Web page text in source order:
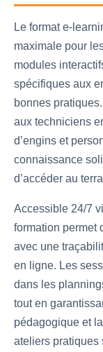
Le format
maximale pour
modules
spécifiques aux
bonnes
aux techniciens
d’engins et
connaissance
d’accéder au
Accessible 24/7
formation permet
avec une
en ligne. Les
dans les
tout en
pédagogique et
ateliers pratiques